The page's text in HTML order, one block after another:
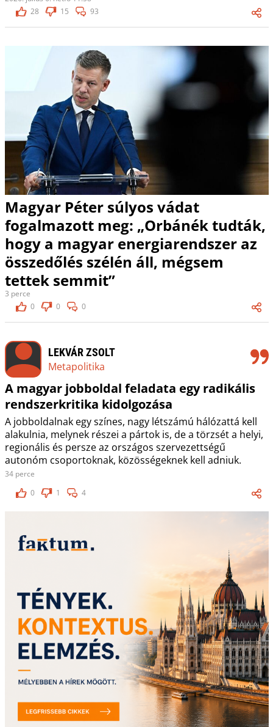
28
15 93
Magyar Péter súlyos vádat
fogalmazott meg: „Orbánék tudták,
hogy a magyar energiarendszer az
összedőlés szélén áll, mégsem
tettek semmit”
3 perce
0
0 0
LEKVÁR ZSOLT
Metapolitika
A magyar jobboldal feladata egy radikális
rendszerkritika kidolgozása
A jobboldalnak egy színes, nagy létszámú hálózattá kell
alakulnia, melynek részei a pártok is, de a törzsét a helyi,
regionális és persze az országos szervezettségű
autonóm csoportoknak, közösségeknek kell adniuk.
34 perce
0
1 4